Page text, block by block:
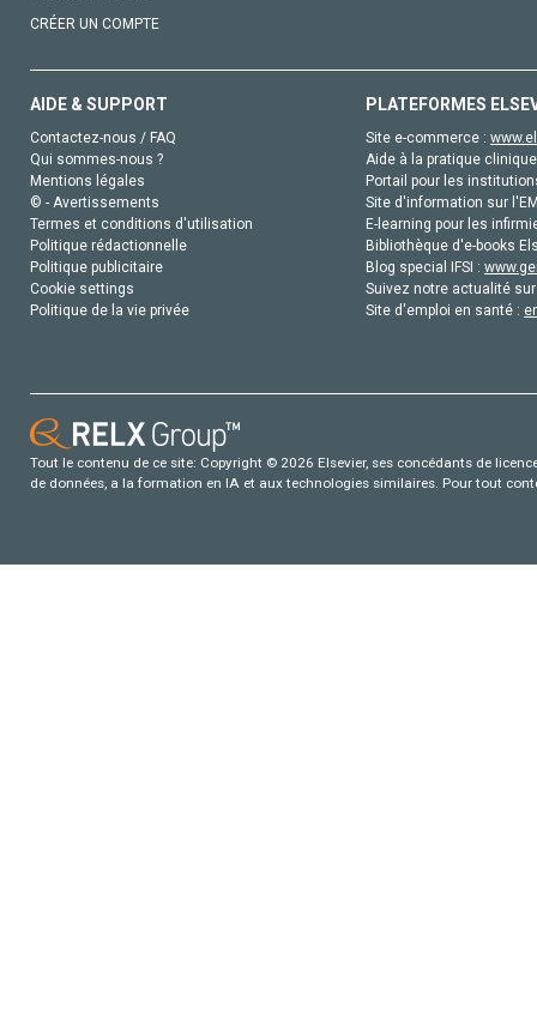
CRÉER UN COMPTE
AIDE & SUPPORT
Contactez-nous / FAQ
Qui sommes-nous ?
Mentions légales
© - Avertissements
Termes et conditions d'utilisation
Politique rédactionnelle
Politique publicitaire
Cookie settings
Politique de la vie privée
PLATEFORMES
Site e-commerce :
Aide à la pratique
Portail pour les
Site d'information sur
E-learning pour les
Bibliothèque d'e-books
Blog special IFSI :
Suivez notre actualité
Site d'emploi en santé :
Tout le contenu de ce site: Copyright © 2026 Elsevier, ses concédants de
de données, a la formation en IA et aux technologies similaires. Pour tout